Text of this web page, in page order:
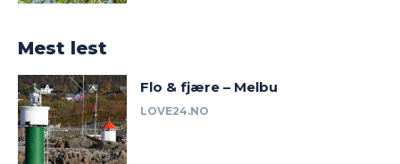
Mest lest
Flo & fjære – Melbu
LOVE24.NO